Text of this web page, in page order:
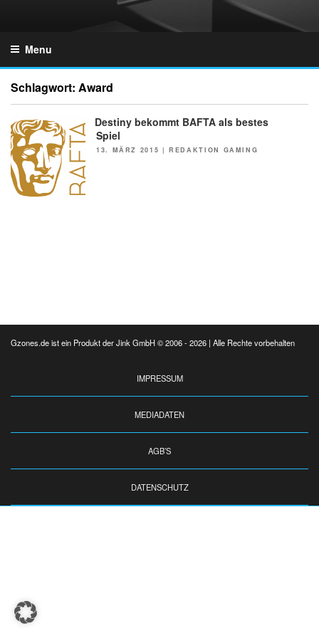
Menu
Schlagwort: Award
NEWS
Destiny bekommt BAFTA als bestes
Spiel
POSTED
13. MÄRZ 2015 |REDAKTION GAMING
Gzones.de ist ein Produkt der Jink GmbH © 2006 - 2026 | Alle Rechte vorbehalten
IMPRESSUM
MEDIADATEN
AGB’S
DATENSCHUTZ